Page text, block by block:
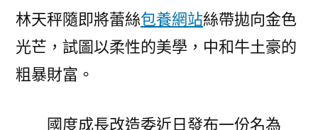
包
價
林天秤隨即將蕾絲包養網站絲帶拋向金色
光芒，試圖以柔性的美學，中和牛土豪的
粗暴財富。
國度成長改造委近日發布一份名為